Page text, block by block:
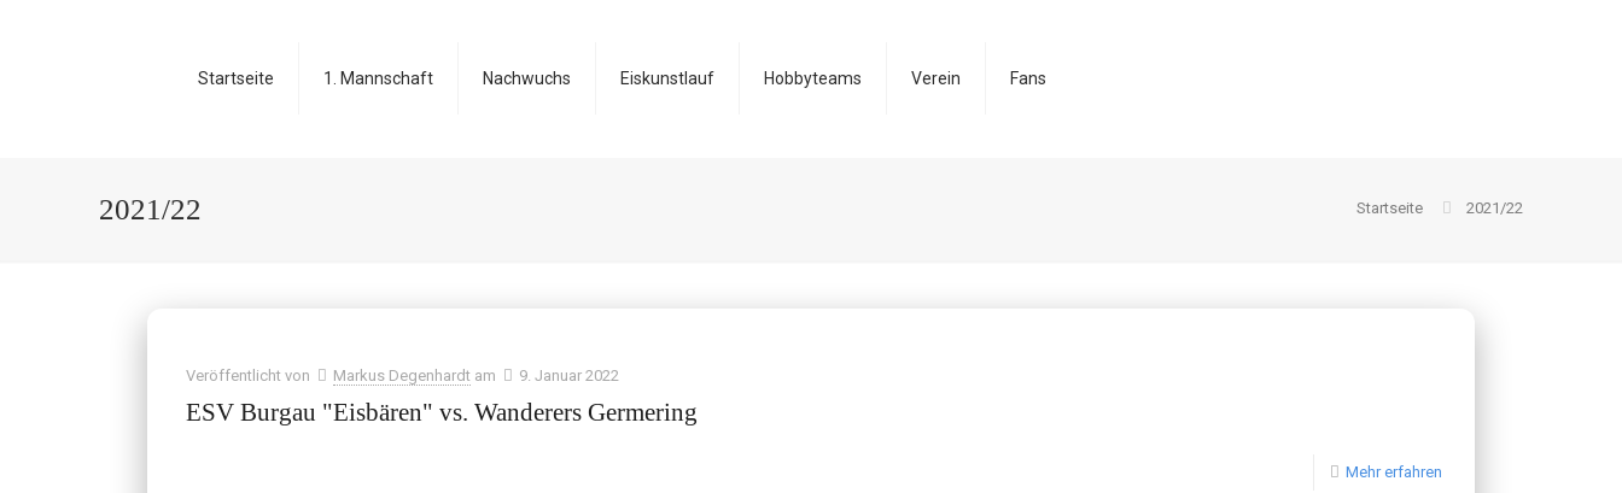
Startseite 1. Mannschaft Nachwuchs Eiskunstlauf Hobbyteams Verein Fans
2021/22 Startseite 2021/22
Veröffentlicht von Markus Degenhardt am 9. Januar 2022
ESV Burgau "Eisbären" vs. Wanderers Germering
Mehr erfahren